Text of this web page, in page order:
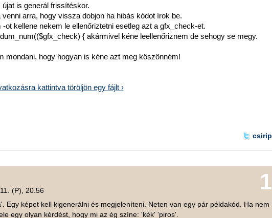
is generál frissítéskor.
arra, hogy vissza dobjon ha hibás kódot írok be.
ot kellene nekem le ellenőriztetni esetleg azt a gfx_check-et.
{ akármivel kéne leellenőriznem de sehogy se megy.
mondani, hogy hogyan is kéne azt meg köszönném!
kattintva töröljön egy fájlt ›
csirip
1
(P), 20.56
Egy képet kell kigenerálni és megjeleníteni. Neten van egy pár példakód. Ha nem
egy olyan kérdést, hogy mi az ég színe: 'kék' 'piros'.